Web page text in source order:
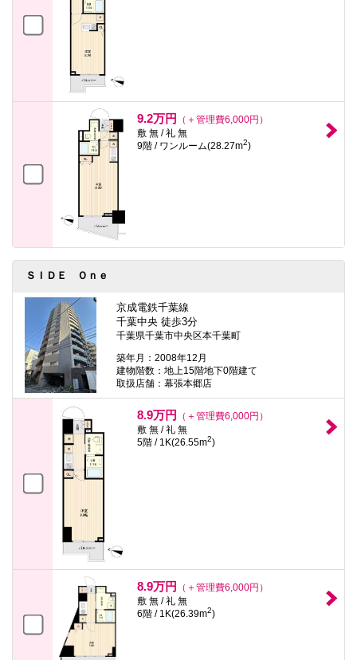
9.2万円
（＋管理費6,000円）
敷 無 / 礼 無
9階 / ワンルーム(28.27m2)
ＳＩＤＥ Ｏｎｅ
京成電鉄千葉線
千葉中央 徒歩3分
千葉県千葉市中央区本千葉町
築年月：2008年12月
建物階数：地上15階地下0階建て
取扱店舗：幕張本郷店
8.9万円
（＋管理費6,000円）
敷 無 / 礼 無
5階 / 1K(26.55m2)
8.9万円
（＋管理費6,000円）
敷 無 / 礼 無
6階 / 1K(26.39m2)